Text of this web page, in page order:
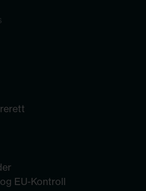
EU-Kontroll